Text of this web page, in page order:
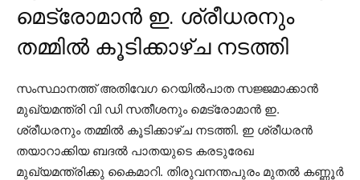
മെട്രോമാന്‍ ഇ. ശ്രീധരനും
തമ്മില്‍ കൂടിക്കാഴ്ച നടത്തി
സംസ്ഥാനത്ത് അതിവേഗ റെയില്‍പാത സജ്ജമാക്കാന്‍
മുഖ്യമന്ത്രി വി ഡി സതീശനും മെട്രോമാന്‍ ഇ.
ശ്രീധരനും തമ്മില്‍ കൂടിക്കാഴ്ച നടത്തി. ഇ ശ്രീധരന്‍
തയാറാക്കിയ ബദല്‍ പാതയുടെ കരടുരേഖ
മുഖ്യമന്ത്രിക്കു കൈമാറി. തിരുവനന്തപുരം മുതല്‍ കണ്ണൂര്‍